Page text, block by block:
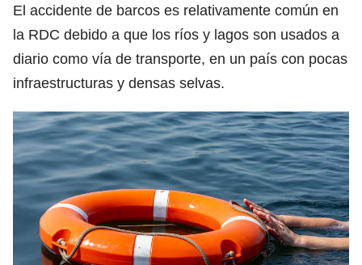
El accidente de barcos es relativamente común en
la RDC debido a que los ríos y lagos son usados a
diario como vía de transporte, en un país con pocas
infraestructuras y densas selvas.